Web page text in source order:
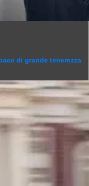
di grande tenerezza